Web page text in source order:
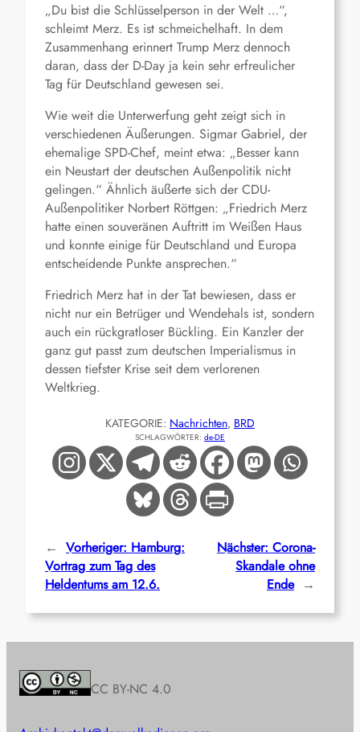
„Du bist die Schlüsselperson in der Welt …“,
schleimt Merz. Es ist schmeichelhaft. In dem
Zusammenhang erinnert Trump Merz dennoch
daran, dass der D-Day ja kein sehr erfreulicher
Tag für Deutschland gewesen sei.
Wie weit die Unterwerfung geht zeigt sich in
verschiedenen Äußerungen. Sigmar Gabriel, der
ehemalige SPD-Chef, meint etwa: „Besser kann
ein Neustart der deutschen Außenpolitik nicht
gelingen.“ Ähnlich äußerte sich der CDU-
Außenpolitiker Norbert Röttgen: „Friedrich Merz
hatte einen souveränen Auftritt im Weißen Haus
und konnte einige für Deutschland und Europa
entscheidende Punkte ansprechen.“
Friedrich Merz hat in der Tat bewiesen, dass er
nicht nur ein Betrüger und Wendehals ist, sondern
auch ein rückgratloser Bückling. Ein Kanzler der
ganz gut passt zum deutschen Imperialismus in
dessen tiefster Krise seit dem verlorenen
Weltkrieg.
KATEGORIE: Nachrichten, BRD
SCHLAGWÖRTER: de-DE
← Vorheriger: Hamburg:
Vortrag zum Tag des
Heldentums am 12.6.
Nächster: Corona-
Skandale ohne
Ende →
CC BY-NC 4.0